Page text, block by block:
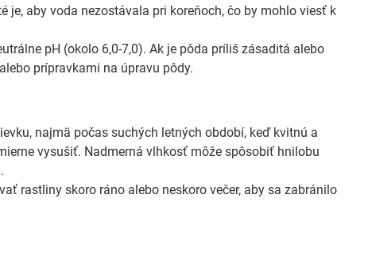
je, aby voda nezostávala pri koreňoch, čo by mohlo viesť k
pH (okolo 6,0-7,0). Ak je pôda príliš zásaditá alebo
prípravkami na úpravu pôdy.
najmä počas suchých letných období, keď kvitnú a
vysušiť. Nadmerná vlhkosť môže spôsobiť hnilobu
rastliny skoro ráno alebo neskoro večer, aby sa zabránilo